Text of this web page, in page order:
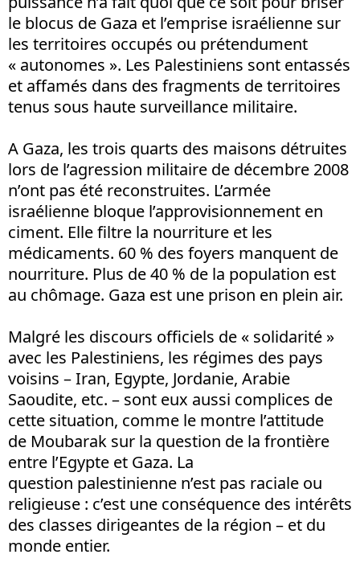
le blocus de Gaza et l’emprise israélienne sur
les territoires occupés ou prétendument
« autonomes ». Les Palestiniens sont entassés
et affamés dans des fragments de territoires
tenus sous haute surveillance militaire.
A Gaza, les trois quarts des maisons détruites
lors de l’agression militaire de décembre 2008
n’ont pas été reconstruites. L’armée
israélienne bloque l’approvisionnement en
ciment. Elle filtre la nourriture et les
médicaments. 60 % des foyers manquent de
nourriture. Plus de 40 % de la population est
au chômage. Gaza est une prison en plein air.
Malgré les discours officiels de « solidarité »
avec les Palestiniens, les régimes des pays
voisins – Iran, Egypte, Jordanie, Arabie
Saoudite, etc. – sont eux aussi complices de
cette situation, comme le montre l’attitude
de Moubarak sur la question de la frontière
entre l’Egypte et Gaza. La
question palestinienne n’est pas raciale ou
religieuse : c’est une conséquence des intérêts
des classes dirigeantes de la région – et du
monde entier.